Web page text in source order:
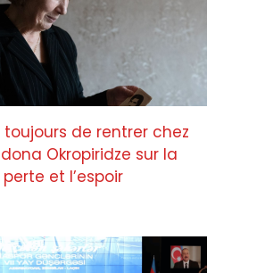
toujours de rentrer chez
Okropiridze sur la
et l’espoir